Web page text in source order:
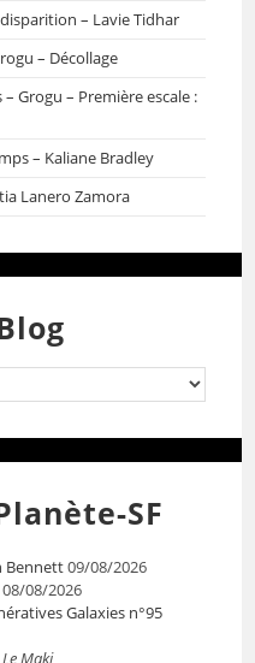
– Lavie Tidhar
– Décollage
Grogu – Première escale :
– Kaliane Bradley
Lanero Zamora
SF
Bennett09/08/2026
08/08/2026
Galaxies n°95
Le Maki